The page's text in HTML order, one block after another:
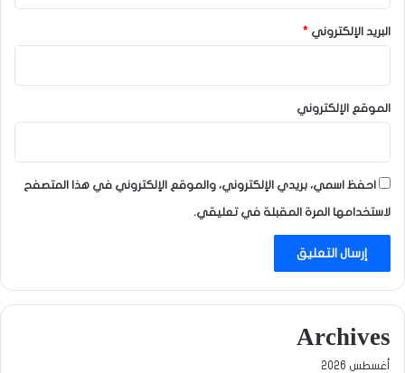
البريد الإلكتروني *
الموقع الإلكتروني
احفظ اسمي، بريدي الإلكتروني، والموقع الإلكتروني في هذا المتصفح
لاستخدامها المرة المقبلة في تعليقي.
Archives
أغسطس 2026